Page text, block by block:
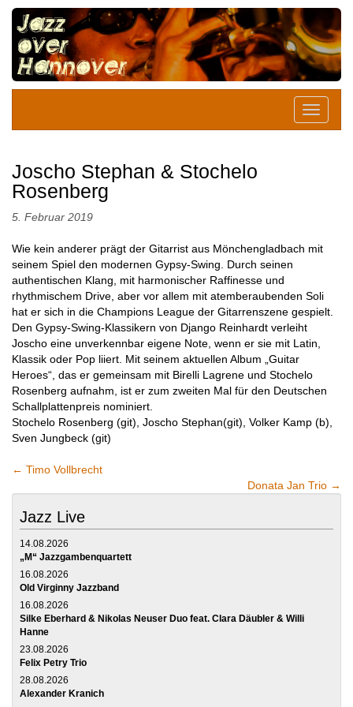
Joscho Stephan & Stochelo
Rosenberg
5. Februar 2019
Wie kein anderer prägt der Gitarrist aus Mönchengladbach mit
seinem Spiel den modernen Gypsy-Swing. Durch seinen
authentischen Klang, mit harmonischer Raffinesse und
rhythmischem Drive, aber vor allem mit atemberaubenden Soli
hat er sich in die Champions League der Gitarrenszene gespielt.
Den Gypsy-Swing-Klassikern von Django Reinhardt verleiht
Joscho eine unverkennbar eigene Note, wenn er sie mit Latin,
Klassik oder Pop liiert. Mit seinem aktuellen Album „Guitar
Heroes“, das er gemeinsam mit Birelli Lagrene und Stochelo
Rosenberg aufnahm, ist er zum zweiten Mal für den Deutschen
Schallplattenpreis nominiert.
Stochelo Rosenberg (git), Joscho Stephan(git), Volker Kamp (b),
Sven Jungbeck (git)
← Timo Vollbrecht
Donata Jan Trio →
Jazz Live
14.08.2026
„M“ Jazzgambenquartett
16.08.2026
Old Virginny Jazzband
16.08.2026
Silke Eberhard & Nikolas Neuser Duo feat. Clara Däubler & Willi
Hanne
23.08.2026
Felix Petry Trio
28.08.2026
Alexander Kranich